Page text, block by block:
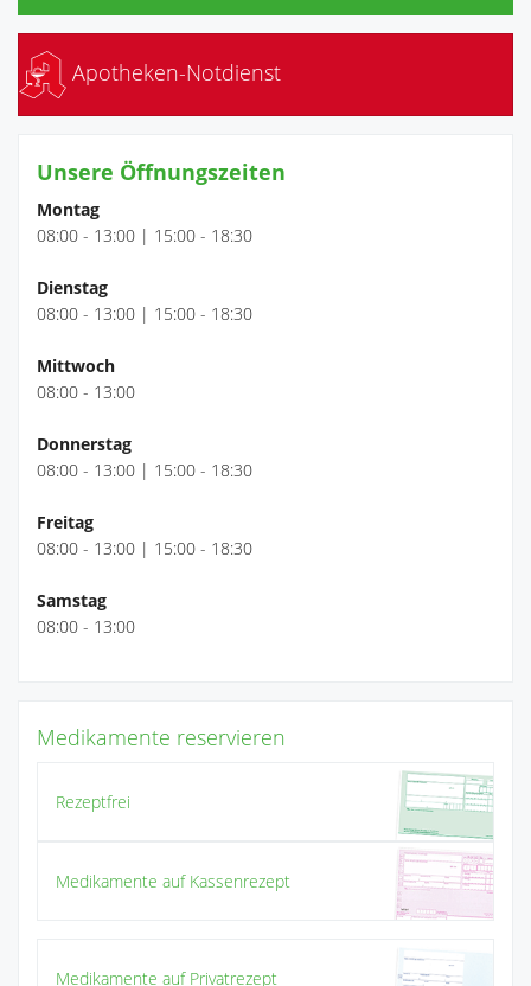
Apotheken-Notdienst
Unsere Öffnungszeiten
Montag
08:00 - 13:00 | 15:00 - 18:30
Dienstag
08:00 - 13:00 | 15:00 - 18:30
Mittwoch
08:00 - 13:00
Donnerstag
08:00 - 13:00 | 15:00 - 18:30
Freitag
08:00 - 13:00 | 15:00 - 18:30
Samstag
08:00 - 13:00
Medikamente reservieren
Rezeptfrei
Medikamente auf Kassenrezept
Medikamente auf Privatrezept